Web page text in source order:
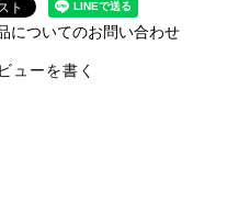
についてのお問い合わせ
ューを書く